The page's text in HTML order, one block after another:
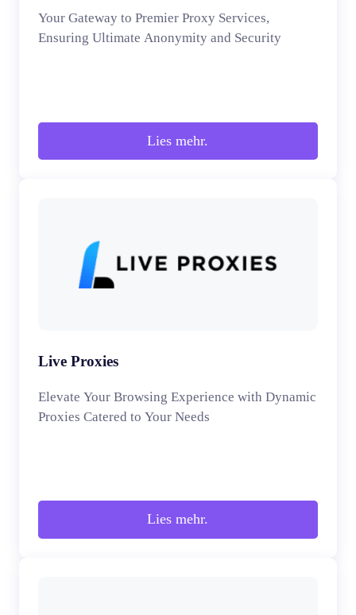
Your Gateway to Premier Proxy Services,
Ensuring Ultimate Anonymity and Security
Lies mehr.
Live Proxies
Elevate Your Browsing Experience with Dynamic
Proxies Catered to Your Needs
Lies mehr.